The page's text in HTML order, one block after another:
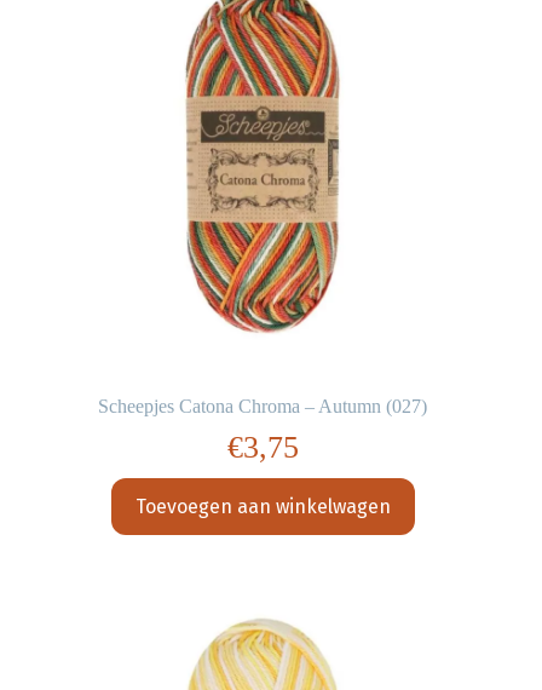
Scheepjes Catona Chroma – Autumn (027)
€3,75
Toevoegen aan winkelwagen